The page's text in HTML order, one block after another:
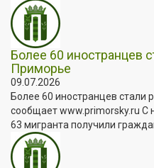
Более 60 иностранцев
Приморье
09.07.2026
Более 60 иностранцев стали
сообщает www.primorsky.ru С
63 мигранта получили